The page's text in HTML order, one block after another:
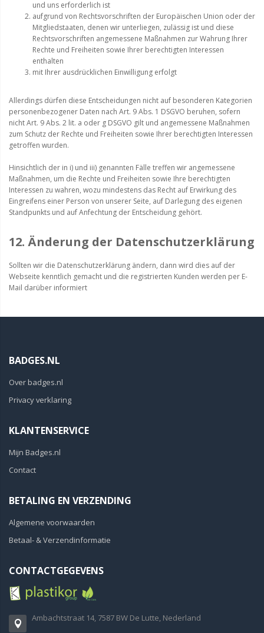
und uns erforderlich ist
aufgrund von Rechtsvorschriften der Europäischen Union oder der
Mitgliedstaaten, denen wir unterliegen, zulässig ist und diese
Rechtsvorschriften angemessene Maßnahmen zur Wahrung Ihrer
Rechte und Freiheiten sowie Ihrer berechtigten Interessen
enthalten
mit Ihrer ausdrücklichen Einwilligung erfolgt
Allerdings dürfen diese Entscheidungen nicht auf besonderen Kategorien
personenbezogener Daten nach Art. 9 Abs. 1 DSGVO beruhen, sofern
nicht Art. 9 Abs. 2 lit. a oder g DSGVO gilt und angemessene Maßnahmen
zum Schutz der Rechte und Freiheiten sowie Ihrer berechtigten Interessen
getroffen wurden.
Hinsichtlich der in i) und iii) genannten Fälle treffen wir angemessene
Maßnahmen, um die Rechte und Freiheiten sowie Ihre berechtigten
Interessen zu wahren, wozu mindestens das Recht auf Erwirkung des
Eingreifens einer Person von unserer Seite, auf Darlegung des eigenen
Standpunkts und auf Anfechtung der Entscheidung gehört.
12. Änderung der Datenschutzerklärung
Sollten wir die Datenschutzerklärung ändern, dann wird dies auf der
Webseite kenntlich gemacht und die registrierten Kunden werden per E-
Mail darüber informiert
BADGES.NL
Over badges.nl
Privacy verklaring
KLANTENSERVICE
Mijn Badges.nl
Contact
BETALING EN VERZENDING
Algemene voorwaarden
Betaal- & Verzendinformatie
CONTACTGEGEVENS
Ambachtstraat 14, 7587 BW De Lutte, Nederland